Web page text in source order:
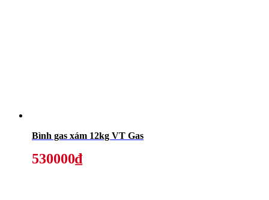
Bình gas xám 12kg VT Gas
530000₫